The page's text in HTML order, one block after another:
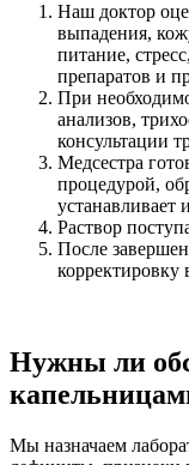
Наш доктор
выпадения,
питание,
препаратов и
При
анализов,
консультации
Медсестра
процедурой,
устанавливает
Раствор
После
корректировку
Нужны ли
Мы назначаем